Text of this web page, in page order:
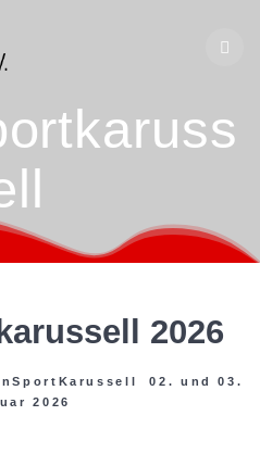
2026
02. und 03.
2026